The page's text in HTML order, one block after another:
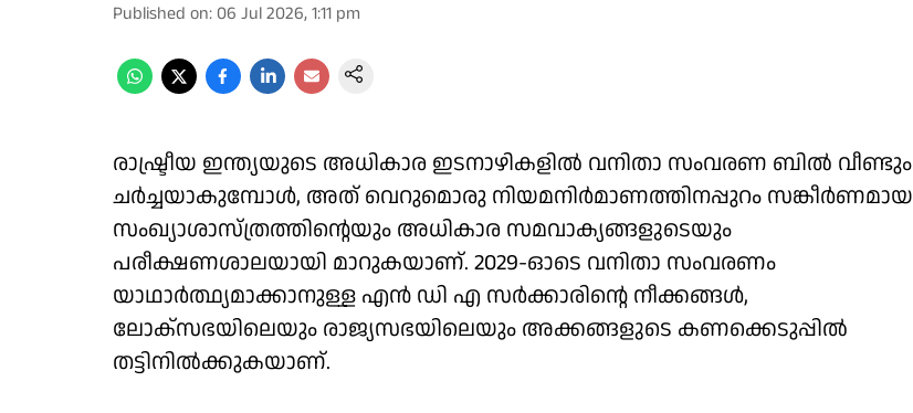
Published on: 06 Jul 2026, 1:11 pm
രാഷ്ട്രീയ ഇന്ത്യയുടെ അധികാര ഇടനാഴികളില്‍ വനിതാ സംവരണ ബിൽ വീണ്ടും
ചര്‍ച്ചയാകുമ്പോള്‍, അത് വെറുമൊരു നിയമനിര്‍മാണത്തിനപ്പുറം സങ്കീര്‍ണമായ
സംഖ്യാശാസ്ത്രത്തിന്റെയും അധികാര സമവാക്യങ്ങളുടെയും
പരീക്ഷണശാലയായി മാറുകയാണ്. 2029-ഓടെ വനിതാ സംവരണം
യാഥാര്‍ത്ഥ്യമാക്കാനുള്ള എന്‍ ഡി എ സര്‍ക്കാരിന്റെ നീക്കങ്ങള്‍,
ലോക്സഭയിലെയും രാജ്യസഭയിലെയും അക്കങ്ങളുടെ കണക്കെടുപ്പില്‍
തട്ടിനില്‍ക്കുകയാണ്.